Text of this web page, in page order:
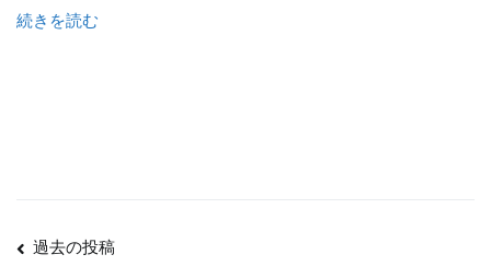
続きを読む
投過去の投稿